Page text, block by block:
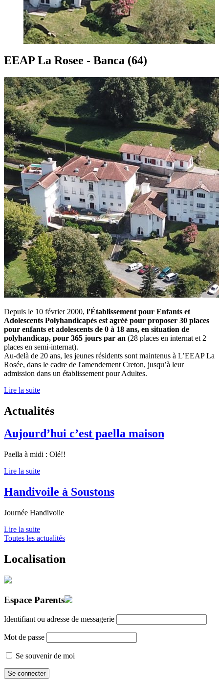
EEAP La Rosee - Banca (64)
Depuis le 10 février 2000, l'Établissement pour Enfants et
Adolescents Polyhandicapés est agréé pour proposer 30 places
pour enfants et adolescents de 0 à 18 ans, en situation de
polyhandicap, pour 365 jours par an (28 places en internat et 2
places en semi-internat).
Au-delà de 20 ans, les jeunes résidents sont maintenus à L’EEAP La
Rosée, dans le cadre de l'amendement Creton, jusqu’à leur
admission dans un établissement pour Adultes.
Lire la suite
Actualités
Aujourd’hui c’est paella maison
Paella à midi : Olé!!
Lire la suite
Handivoile à Soustons
Journée Handivoile
Lire la suite
Toutes les actualités
Localisation
Espace Parents
Identifiant ou adresse de messagerie
Mot de passe
Se souvenir de moi